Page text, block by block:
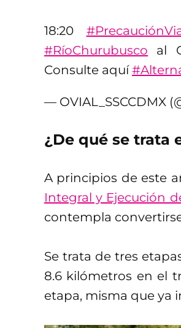
18:20
#RíoChurubusco al
Consulte aquí
— OVIAL_SSCCDMX
¿De qué se trata
A principios de este
Integral y Ejecución
contempla
Se trata de tres
8.6 kilómetros en el
etapa, misma que ya